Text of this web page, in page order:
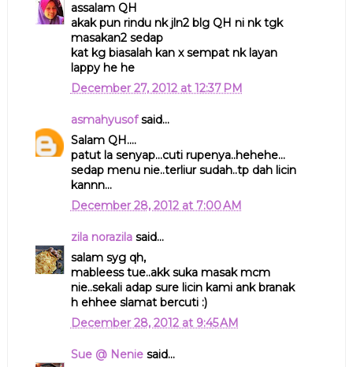
assalam QH
akak pun rindu nk jln2 blg QH ni nk tgk
masakan2 sedap
kat kg biasalah kan x sempat nk layan
lappy he he
December 27, 2012 at 12:37 PM
asmahyusofsaid...
Salam QH....
patut la senyap...cuti rupenya..hehehe...
sedap menu nie..terliur sudah..tp dah licin
kannn...
December 28, 2012 at 7:00 AM
zila norazilasaid...
salam syg qh,
mableess tue..akk suka masak mcm
nie..sekali adap sure licin kami ank branak
h ehhee slamat bercuti :)
December 28, 2012 at 9:45 AM
Sue @ Neniesaid...